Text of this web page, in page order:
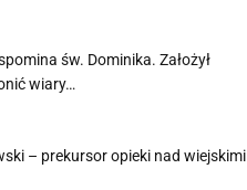
św. Dominika. Założył
wiary…
– prekursor opieki nad wiejskimi